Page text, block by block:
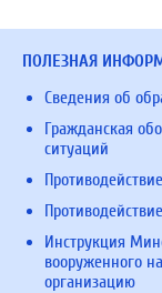
ПОЛЕЗНАЯ
Сведения об
Гражданская
ситуаций
Инструкция
вооруженного
организацию